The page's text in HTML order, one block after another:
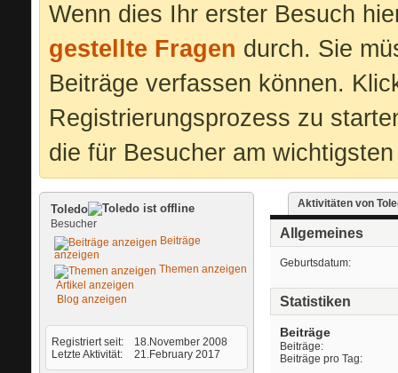
Wenn dies Ihr erster Besuch
gestellte Fragen durch. Sie
Beiträge verfassen können.
Registrierungsprozess zu
die für Besucher am
Toledo
Besucher
Beiträge
anzeigen
Themen anzeigen
Artikel anzeigen
Blog anzeigen
Registriert seit
18.November 2008
Letzte Aktivität
21.February 2017
Aktivitäten von
Allgemeines
Geburtsdatum
Statistiken
Beiträge
Beiträge
Beiträge pro Tag